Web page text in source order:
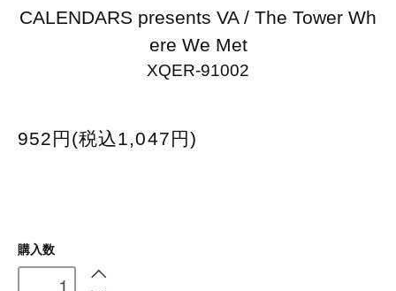
CALENDARS presents VA / The Tower Wh
ere We Met
XQER-91002
952円(税込1,047円)
購入数